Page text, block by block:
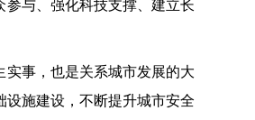
与、强化科技支撑、建立长
事，也是关系城市发展的大
施建设，不断提升城市安全